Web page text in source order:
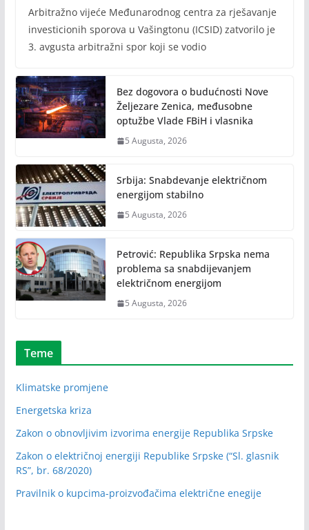
Arbitražno vijeće Međunarodnog centra za rješavanje
investicionih sporova u Vašingtonu (ICSID) zatvorilo je
3. avgusta arbitražni spor koji se vodio
Bez dogovora o budućnosti Nove
Željezare Zenica, međusobne
optužbe Vlade FBiH i vlasnika
5 Augusta, 2026
Srbija: Snabdevanje električnom
energijom stabilno
5 Augusta, 2026
Petrović: Republika Srpska nema
problema sa snabdijevanjem
električnom energijom
5 Augusta, 2026
Teme
Klimatske promjene
Energetska kriza
Zakon o obnovljivim izvorima energije Republika Srpske
Zakon o električnoj energiji Republike Srpske (“Sl. glasnik
RS”, br. 68/2020)
Pravilnik o kupcima-proizvođačima električne enegije